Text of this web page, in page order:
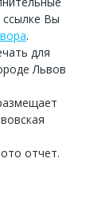
Вы
.
для
Львов
отчет.